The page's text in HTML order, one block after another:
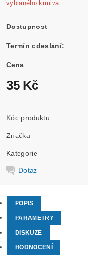
vybraného krmiva.
Dostupnost
Termín odeslání:
Cena
35 Kč
Kód produktu
Značka
Kategorie
Dotaz
POPIS
PARAMETRY
DISKUZE
HODNOCENÍ